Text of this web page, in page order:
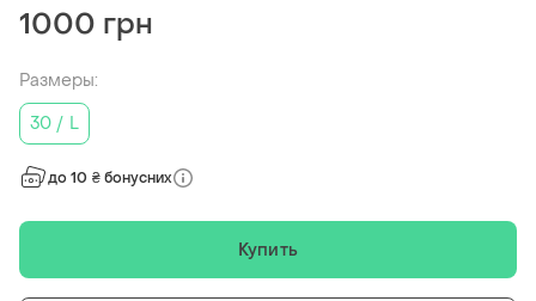
1000 грн
Размеры:
30 / L
до 10 ₴ бонусних
Купить